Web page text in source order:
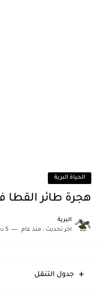
الحياة البرية
هجرة طائر القطا
البرية
اخر تحديث : منذ عام 5 دقائق للقراءة
جدول التنقل